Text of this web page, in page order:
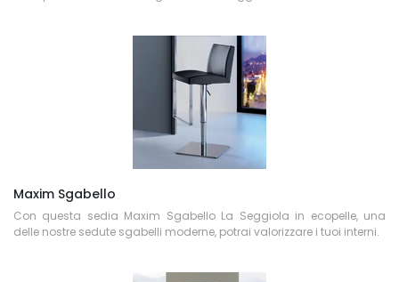
Maxim Sgabello
Con questa sedia Maxim Sgabello La Seggiola in ecopelle, una
delle nostre sedute sgabelli moderne, potrai valorizzare i tuoi interni.